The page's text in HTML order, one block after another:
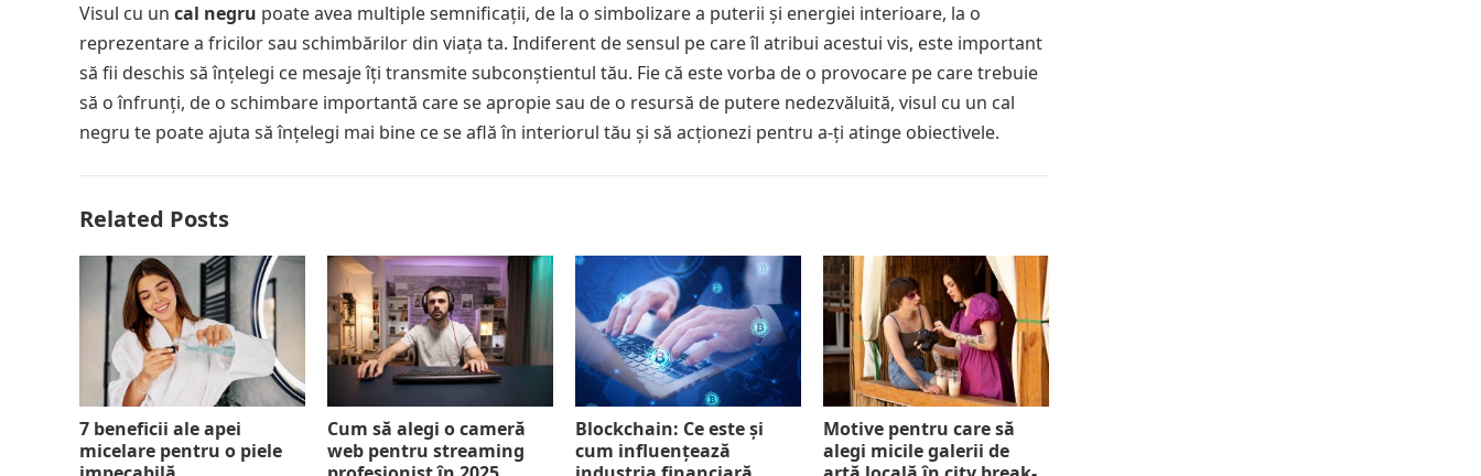
Visul cu un cal negru poate avea multiple semnificații, de la o simbolizare a puterii și energiei interioare, la o
reprezentare a fricilor sau schimbărilor din viața ta. Indiferent de sensul pe care îl atribui acestui vis, este important
să fii deschis să înțelegi ce mesaje îți transmite subconștientul tău. Fie că este vorba de o provocare pe care trebuie
să o înfrunți, de o schimbare importantă care se apropie sau de o resursă de putere nedezvăluită, visul cu un cal
negru te poate ajuta să înțelegi mai bine ce se află în interiorul tău și să acționezi pentru a-ți atinge obiectivele.
Related Posts
7 beneficii ale apei
micelare pentru o piele
Cum să alegi o cameră
web pentru streaming
Blockchain: Ce este și
cum influențează
Motive pentru care să
alegi micile galerii de